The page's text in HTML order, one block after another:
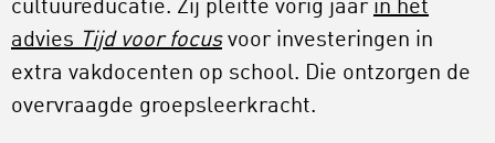
cultuureducatie. Zij pleitte vorig jaar in het
advies Tijd voor focusvoor investeringen in
extra vakdocenten op school. Die ontzorgen de
overvraagde groepsleerkracht.